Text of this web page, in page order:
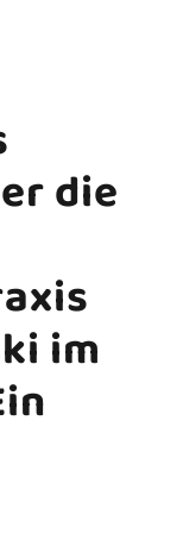
die
im